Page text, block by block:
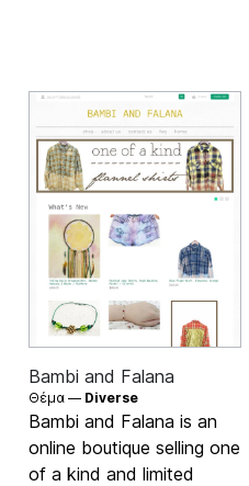
Bambi and Falana
Θέμα — Diverse
Bambi and Falana is an
online boutique selling one
of a kind and limited